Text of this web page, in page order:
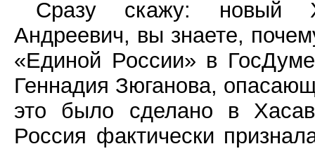
Сразу скажу: новый
Андреевич, вы знаете,
«Единой России» в
Геннадия Зюганова,
это было сделано в
Россия фактически